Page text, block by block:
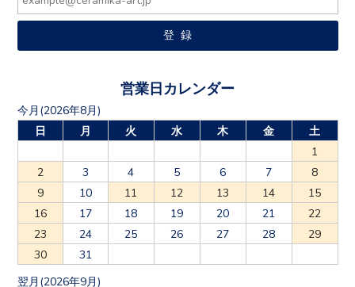
営業日カレンダー
今月(2026年8月)
日
月 火 水 木 金
土
1
2
3 4 5 6 7
8
9
10 11 12 13 14
15
16
17 18 19 20 21
22
23
24 25 26 27 28
29
30
31
翌月(2026年9月)